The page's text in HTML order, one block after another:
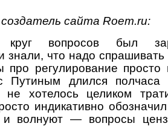
создатель сайта Roem.ru:
круг вопросов был
знали, что надо
про регулирование
Путиным длился полчаса
не хотелось целиком
индикативно
и волнуют — вопросы